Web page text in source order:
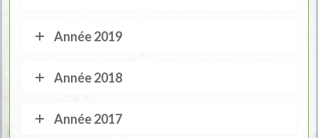
Année 2019
Année 2018
Année 2017